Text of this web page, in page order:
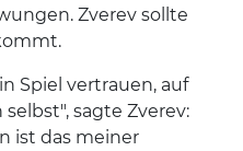
Zverev sollte
Spiel vertrauen, auf
sagte Zverev:
ist das meiner